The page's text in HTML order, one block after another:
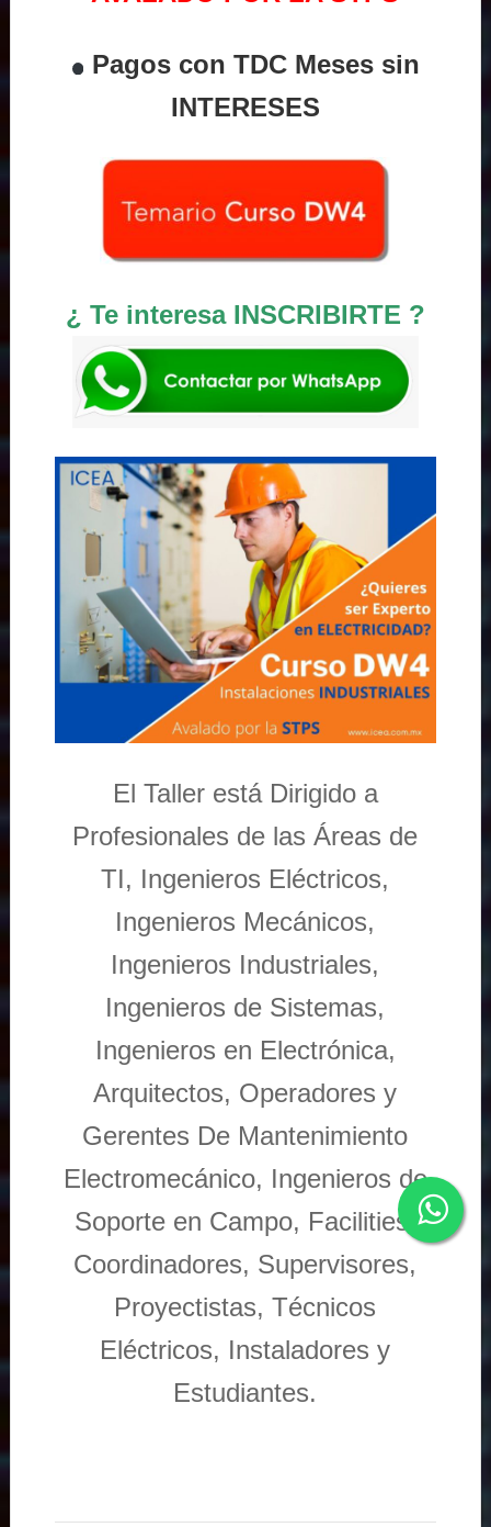
Pagos con TDC Meses sin
INTERESES
¿ Te interesa INSCRIBIRTE ?
El Taller está Dirigido a
Profesionales de las Áreas de
TI, Ingenieros Eléctricos,
Ingenieros Mecánicos,
Ingenieros Industriales,
Ingenieros de Sistemas,
Ingenieros en Electrónica,
Arquitectos, Operadores y
Gerentes De Mantenimiento
Electromecánico, Ingenieros de
Soporte en Campo, Facilities,
Coordinadores, Supervisores,
Proyectistas, Técnicos
Eléctricos, Instaladores y
Estudiantes.